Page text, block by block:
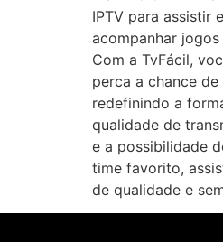
IPTV para assistir
acompanhar
Com a TvFácil,
perca a chance
redefinindo a
qualidade de
e a possibilidade
time favorito,
de qualidade e